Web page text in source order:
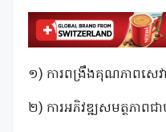
១) ការពង្រឹងគុណភាពសេវ
២) ការអភិវឌ្ឍសមត្ថភាពជា